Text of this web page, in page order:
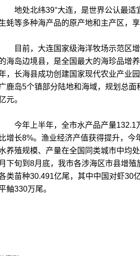
地处北纬39°大连，是世界公认最适
蚝等多种海产品的原产地和主产区，享
目前，大连国家级海洋牧场示范区增
海岛边境县，是全国最大的海珍品增
，长海县成功创建国家现代农业产业
鹿岛5个镇部分陆地和海域，规划总
元。
今年上半年，全市水产品产量132.1
比增长8%。渔业经济产值获得提升，
养殖规模、产量在全国同类城市中均
月下旬到8月底，我市各涉海区市县增
类苗种30.491亿尾，其中中国对虾30
鲉330万尾。